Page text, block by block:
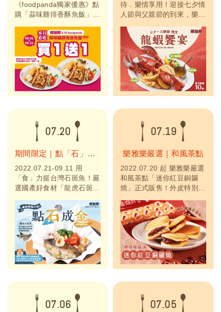
《foodpanda獨家優惠》點
購「蒜味雞排香酥魚飯」，
foodpanda 歡慶來台十週
年 ，精選店家折上折，即
日起至 8 月 31 日，精選店
家訂購美食外送指定店家滿
299 元，輸入指定優惠碼
【十全十美】整單再享 9
折優惠，最高折抵 50 元...
待．樂情享用！迎接七夕情
人節與父親節的到來，樂雅
至08月09日推出「千元有
找！龍蝦饗宴 優惠價999元
(原價1485)」，嚴選波士頓
龍蝦，鮮Q飽滿，沾上特製
檸檬奶油，清爽不膩，套餐
包含湯品、白飯或麵包，飽
足感十足，適合炎熱夏日享
07.20
期間限定｜點「石」成金
2022.07.21-09.11 用
「食」力挺台灣石斑魚！嚴
選國產好食材「龍虎石斑
石斑干貝紙鍋套餐」，凡點
購加碼送「4品牌加菜金乙
份」(價值280元；限量
3000份)。
07.19
樂雅樂嚴選｜和風茶點
2022.07.20 起 樂雅樂嚴選
和風茶點「迷你紅豆銅鑼
燒」正式販售！外皮特別嚴
專業溫控技術，餅皮鬆軟細
緻、更加濕潤；內餡則嚴選
台灣友善農作的在地紅豆，
精緻熬煮、香濃不膩。推薦
搭配日式綠茶、玄米茶享
用。小巧包裝，自用或送禮
都適合，歡迎至門市參觀選
07.06 07.05